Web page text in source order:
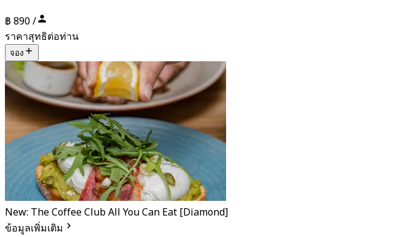
฿ 890 /
ราคาสุทธิต่อท่าน
จอง
New: The Coffee Club All You Can Eat [Diamond]
ข้อมูลเพิ่มเติม